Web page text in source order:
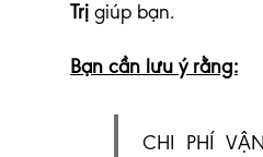
Trị giúp bạn.
Bạn cần lưu ý rằng:
CHI PHÍ